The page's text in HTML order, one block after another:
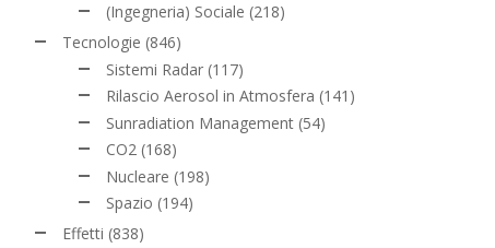
(Ingegneria) Sociale (218)
Tecnologie (846)
Sistemi Radar (117)
Rilascio Aerosol in Atmosfera (141)
Sunradiation Management (54)
CO2 (168)
Nucleare (198)
Spazio (194)
Effetti (838)